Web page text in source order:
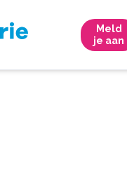
Meld
je aan